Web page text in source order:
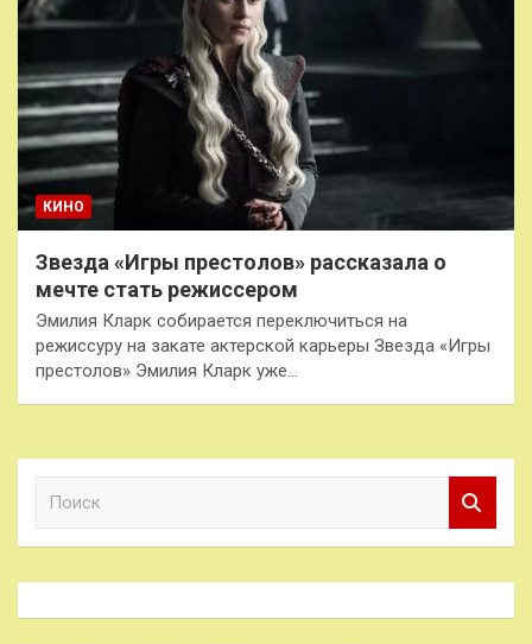
КИНО
Звезда «Игры престолов» рассказала о
мечте стать режиссером
Эмилия Кларк собирается переключиться на
режиссуру на закате актерской карьеры Звезда «Игры
престолов» Эмилия Кларк уже…
к